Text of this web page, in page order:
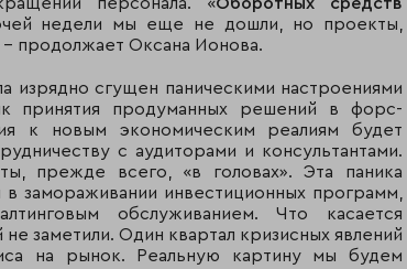
недели мы еще не дошли, но проекты,
- продолжает Оксана Ионова.
изрядно сгущен паническими настроениями
принятия продуманных решений в форс-
к новым экономическим реалиям будет
с аудиторами и консультантами.
прежде всего, «в головах». Эта паника
в замораживании инвестиционных программ,
обслуживанием. Что касается
заметили. Один квартал кризисных явлений
на рынок. Реальную картину мы будем